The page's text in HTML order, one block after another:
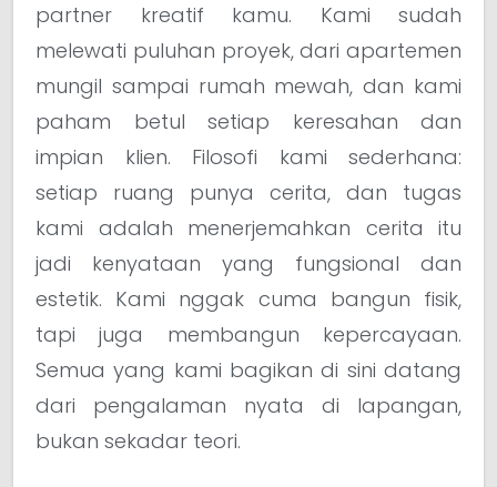
partner kreatif kamu. Kami sudah
melewati puluhan proyek, dari apartemen
mungil sampai rumah mewah, dan kami
paham betul setiap keresahan dan
impian klien. Filosofi kami sederhana:
setiap ruang punya cerita, dan tugas
kami adalah menerjemahkan cerita itu
jadi kenyataan yang fungsional dan
estetik. Kami nggak cuma bangun fisik,
tapi juga membangun kepercayaan.
Semua yang kami bagikan di sini datang
dari pengalaman nyata di lapangan,
bukan sekadar teori.